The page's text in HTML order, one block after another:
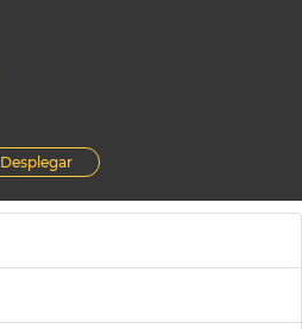
Desplegar